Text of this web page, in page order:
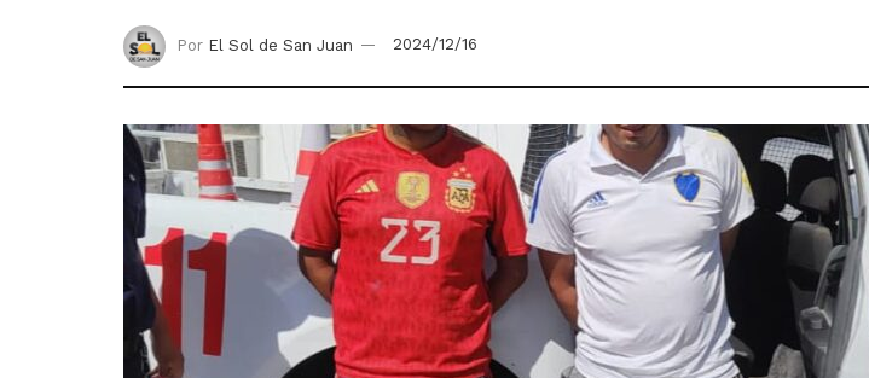
Por El Sol de San Juan 2024/12/16